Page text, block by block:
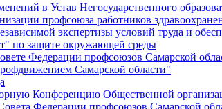
в Устав Негосударственного
профсоюза работников
экспертизы условий труда и
по защите окружающей среды
Федерации профсоюзов Самарской
Самарской области"
Конференцию Общественной
Федерации профсоюзов Самарской